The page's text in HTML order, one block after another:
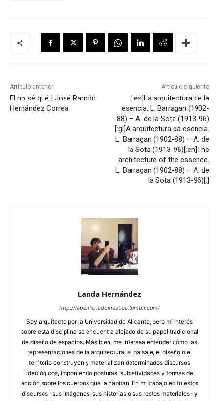
Artículo anterior
El no sé qué | José Ramón
Hernández Correa
Artículo siguiente
[:es]La arquitectura de la
esencia. L. Barragan (1902-
88) – A. de la Sota (1913-96)
[:gl]A arquitectura da esencia.
L. Barragan (1902-88) – A. de
la Sota (1913-96)[:en]The
architecture of the essence.
L. Barragan (1902-88) – A. de
la Sota (1913-96)[:]
Landa Hernández
http://laperiferiadomestica.tumblr.com/
Soy arquitecto por la Universidad de Alicante, pero mi interés
sobre esta disciplina se encuentra alejado de su papel tradicional
de diseño de espacios. Más bien, me interesa entender cómo las
representaciones de la arquitectura, el paisaje, el diseño o el
territorio construyen y materializan determinados discursos
ideológicos, imponiendo posturas, subjetividades y formas de
acción sobre los cuerpos que la habitan. En mi trabajo edito estos
discursos –sus imágenes, sus historias o sus restos materiales– y